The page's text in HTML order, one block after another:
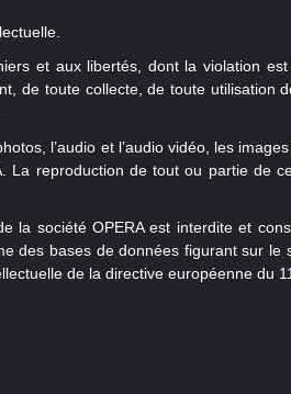
et aux libertés, dont la violation
de toute collecte, de toute utilisation
l’audio et l’audio vidéo, les
La reproduction de tout ou partie de
la société OPERA est interdite et
des bases de données figurant sur le
de la directive européenne du